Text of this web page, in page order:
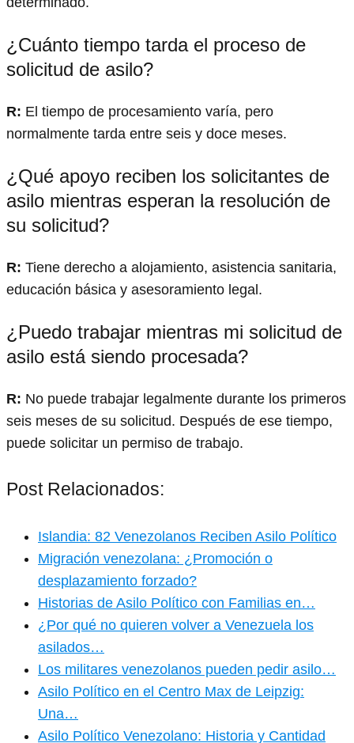
¿Cuánto tiempo tarda el proceso de
solicitud de asilo?
R: El tiempo de procesamiento varía, pero
normalmente tarda entre seis y doce meses.
¿Qué apoyo reciben los solicitantes de
asilo mientras esperan la resolución de
su solicitud?
R: Tiene derecho a alojamiento, asistencia sanitaria,
educación básica y asesoramiento legal.
¿Puedo trabajar mientras mi solicitud de
asilo está siendo procesada?
R: No puede trabajar legalmente durante los primeros
seis meses de su solicitud. Después de ese tiempo,
puede solicitar un permiso de trabajo.
Post Relacionados:
Islandia: 82 Venezolanos Reciben Asilo Político
Migración venezolana: ¿Promoción o
desplazamiento forzado?
Historias de Asilo Político con Familias en…
¿Por qué no quieren volver a Venezuela los
asilados…
Los militares venezolanos pueden pedir asilo…
Asilo Político en el Centro Max de Leipzig:
Una…
Asilo Político Venezolano: Historia y Cantidad